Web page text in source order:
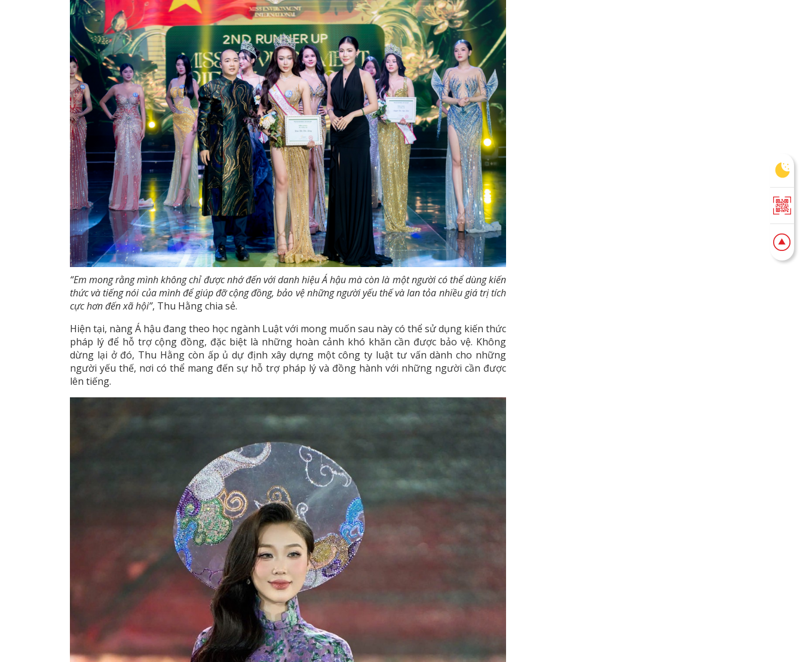
“Em mong rằng mình không chỉ được nhớ đến với danh hiệu Á hậu mà còn là một người có thể dùng kiến
thức và tiếng nói của mình để giúp đỡ cộng đồng, bảo vệ những người yếu thế và lan tỏa nhiều giá trị tích
cực hơn đến xã hội”, Thu Hằng chia sẻ.
Hiện tại, nàng Á hậu đang theo học ngành Luật với mong muốn sau này có thể sử dụng kiến thức
pháp lý để hỗ trợ cộng đồng, đặc biệt là những hoàn cảnh khó khăn cần được bảo vệ. Không
dừng lại ở đó, Thu Hằng còn ấp ủ dự định xây dựng một công ty luật tư vấn dành cho những
người yếu thế, nơi có thể mang đến sự hỗ trợ pháp lý và đồng hành với những người cần được
lên tiếng.